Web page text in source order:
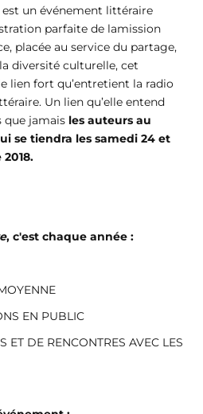
un événement littéraire
parfaite de lamission
placée au service du partage,
diversité culturelle, cet
lien fort qu’entretient la radio
Un lien qu’elle entend
que jamais les auteurs au
se tiendra les samedi 24 et
, c'est chaque année :
EN PUBLIC
ET DE RENCONTRES AVEC LES